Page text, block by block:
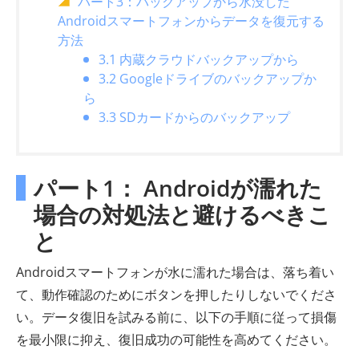
Androidスマートフォンからデータを復元する
方法
3.1 内蔵クラウドバックアップから
3.2 Googleドライブのバックアップか
ら
3.3 SDカードからのバックアップ
パート1： Androidが濡れた
場合の対処法と避けるべきこ
と
Androidスマートフォンが水に濡れた場合は、落ち着い
て、動作確認のためにボタンを押したりしないでくださ
い。データ復旧を試みる前に、以下の手順に従って損傷
を最小限に抑え、復旧成功の可能性を高めてください。